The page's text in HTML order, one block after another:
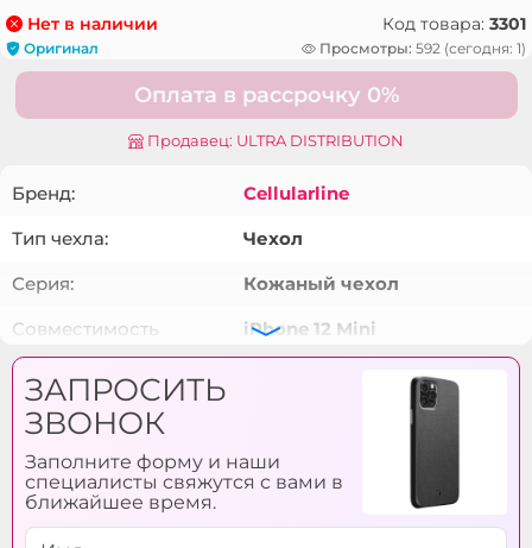
Нет в наличии Код товара: 3301
Оригинал Просмотры: 592 (сегодня: 1)
Оплата в рассрочку 0%
Продавец: ULTRA DISTRIBUTION
Бренд:
Cellularline
Тип чехла:
Чехол
Серия:
Кожаный чехол
Совместимость
модели:
iPhone 12 Mini
Тип материала:
ЗАПРОСИТЬ
ЗВОНОК
Заполните форму и наши
специалисты свяжутся с вами в
ближайшее время.